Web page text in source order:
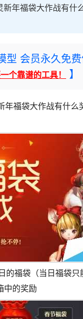
年福袋大作战有什
会员永久免费
个靠谱的工具！ 】
福袋大作战有什么
的福袋（当日福袋
中的奖励